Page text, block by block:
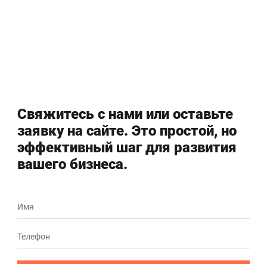
Свяжитесь с нами или оставьте
заявку на сайте. Это простой, но
эффективный шаг для развития
вашего бизнеса.